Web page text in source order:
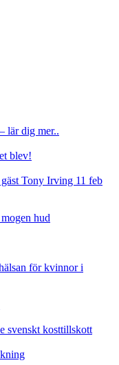
lär dig mer..
blev!
Tony Irving 11 feb
hud
för kvinnor i
svenskt kosttillskott